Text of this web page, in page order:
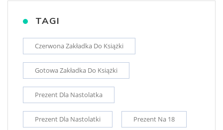
TAGI
Czerwona Zakładka Do Książki
Gotowa Zakładka Do Książki
Prezent Dla Nastolatka
Prezent Dla Nastolatki Prezent Na 18